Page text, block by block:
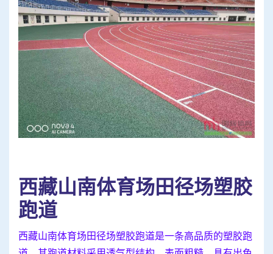
西藏山南体育场田径场塑胶
跑道
西藏山南体育场田径场塑胶跑道是一条高品质的塑胶跑